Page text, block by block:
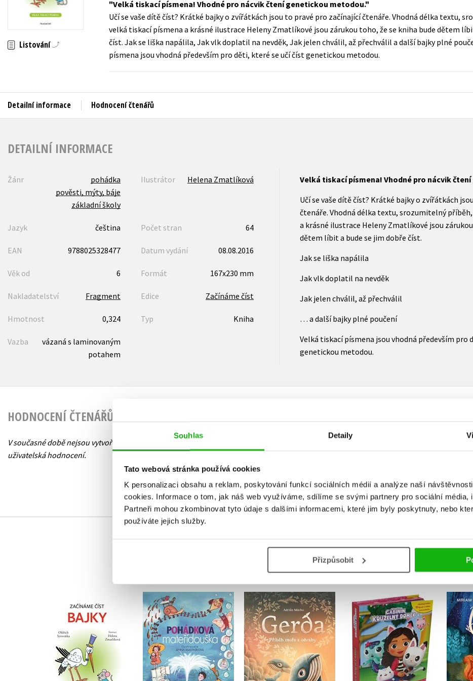
Souhlas Detaily
Tato webová stránka používá cookies
K personalizaci obsahu a reklam, poskytování funkcí sociálních médií a analýze naší
cookies. Informace o tom, jak náš web využíváme, sdílíme se svými partnery pro sociální média,
Partneři mohou zkombinovat tyto údaje s dalšími informacemi, které jim byly poskytnuty, nebo
používáte jejich služby.
Přizpůsobit
Auto - moto
Beletrie pro děti
Beletrie pro dospělé
Jazyky
Kalendáře
Kariéra a osobní rozvoj
Populárně - naučná pro dospělé
Populárně - naučné pro děti
Předškoláci
Příroda a zahrada
Young adult (SK)
Zahraniční literatura
Zdraví a životní styl
Listování
Velká tiskací písmena! Vhodné pro nácvik čtení genetickou metodou.
Učí se vaše dítě číst? Krátké bajky o zvířátkách jsou to pravé pro začínající čtenáře. Vhodná délka textu,
velká tiskací písmena a krásné ilustrace Heleny Zmatlíkové jsou zárukou toho, že se kniha bude dětem
číst. Jak se liška napálila, Jak vlk doplatil na nevděk, Jak jelen chválil, až přechválil a další bajky plné
písmena jsou vhodná především pro děti, které se učí číst genetickou metodou.
Detailní informace Hodnocení čtenářů
DETAILNÍ INFORMACE
Žánr
pohádka
pověsti, mýty, báje
základní školy
Ilustrátor Helena Zmatlíková
Jazyk čeština Počet stran 64
EAN 9788025328477 Datum vydání 08.08.2016
Věk od 6 Formát 167x230 mm
Nakladatelství Fragment Edice Začínáme číst
Hmotnost 0,324 Typ Kniha
Vazba
vázaná s laminovaným
potahem
Velká tiskací písmena! Vhodné pro nácvik
Učí se vaše dítě číst? Krátké bajky o zvířátkách
čtenáře. Vhodná délka textu, srozumitelný
a krásné ilustrace Heleny Zmatlíkové jsou
dětem líbit a bude se jim dobře číst.
Jak se liška napálila
Jak vlk doplatil na nevděk
Jak jelen chválil, až přechválil
… a další bajky plné poučení
Velká tiskací písmena jsou vhodná především pro
genetickou metodou.
HODNOCENÍ ČTENÁŘŮ
V současné době nejsou vytvořena žádná
uživatelská hodnocení.
Přihlásit
MOHLO BY VÁS TAKÉ ZAJÍMAT
Začínáme číst - Bajky
Pohádková
mateřídouška
Hana Doskočilová
,
Miloš Macourek
,
Oldřich Syrovátka
,
Josef Brukner
,
Svatopluk Hrnčíř
Marie Kubátová
,
Ľubomír Feldek
,
Gerda: Příběh moře a
odvahy
Adrián Macho
Gábinin kouzelný
domek - Čti a hraj si s
námi
Kolektiv